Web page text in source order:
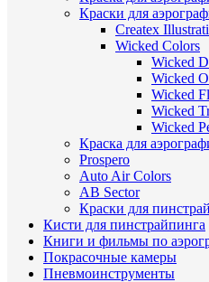
Краски для
Createx
Wicked Colors
Wicked
Wicked
Wicked
Wicked
Wicked
Краска для
Prospero
Auto Air Colors
AB Sector
Краски для
Кисти для пинстрайпинга
Книги и фильмы по
Покрасочные камеры
Пневмоинструменты